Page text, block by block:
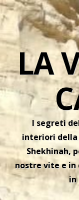
LA
I segreti
interiori della
Shekhinah,
nostre vite e
in